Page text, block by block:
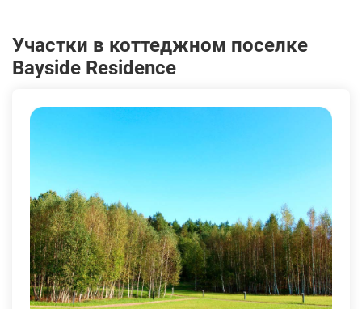
Участки в коттеджном поселке
Bayside Residence